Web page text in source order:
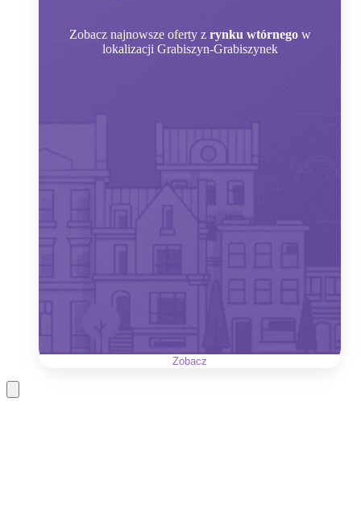
Zobacz najnowsze oferty z rynku wtórnego w
lokalizacji Grabiszyn-Grabiszynek
Zobacz